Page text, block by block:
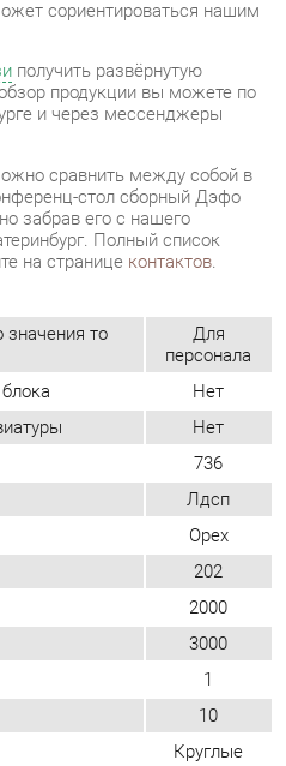
сравнить между собой в
стол сборный Дэфо
забрав его с нашего
Полный список
на страницеконтактов.
то Для
персонала
Нет
736
Лдсп
Орех
202
2000
3000
1
10
Круглые
Ножки
Прямой
Лдсп
Нет